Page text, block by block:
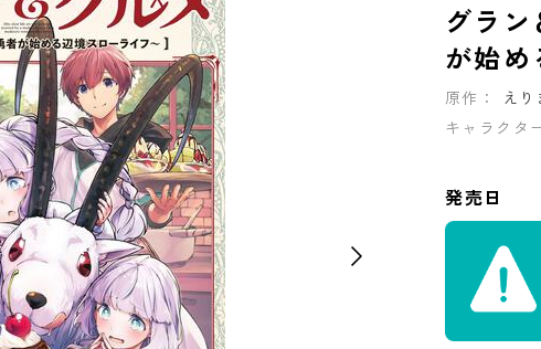
グラ
が始め
原作： え
キャラクタ
発売日